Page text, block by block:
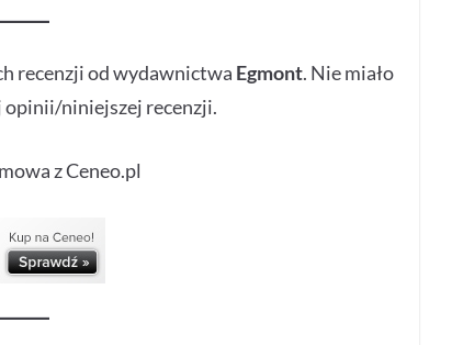
recenzji od wydawnictwa Egmont. Nie miało
opinii/niniejszej recenzji.
z Ceneo.pl